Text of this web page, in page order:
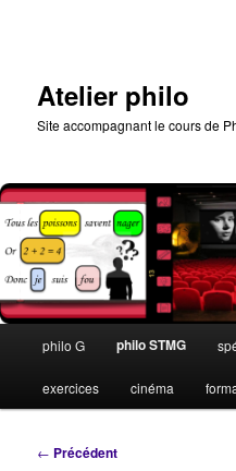
Atelier philo
Site accompagnant le cours de
principal
philo G philo STMG
exercices cinéma
Navigation
← Précédent